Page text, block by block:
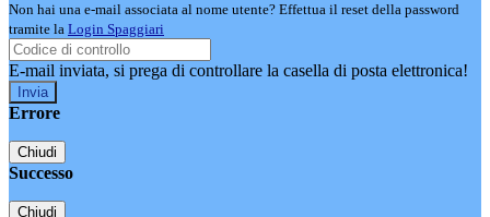
Non hai una e-mail associata al nome utente? Effettua il reset della password
tramite la Login Spaggiari
E-mail inviata, si prega di controllare la casella di posta elettronica!
Errore
Chiudi
Successo
Chiudi